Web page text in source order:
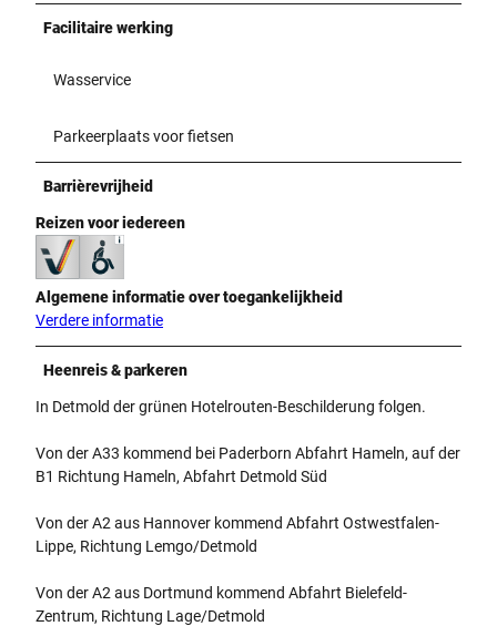
Facilitaire werking
Wasservice
Parkeerplaats voor fietsen
Barrièrevrijheid
Reizen voor iedereen
Algemene informatie over toegankelijkheid
Verdere informatie
Heenreis & parkeren
In Detmold der grünen Hotelrouten-Beschilderung folgen.
Von der A33 kommend bei Paderborn Abfahrt Hameln, auf der
B1 Richtung Hameln, Abfahrt Detmold Süd
Von der A2 aus Hannover kommend Abfahrt Ostwestfalen-
Lippe, Richtung Lemgo/Detmold
Von der A2 aus Dortmund kommend Abfahrt Bielefeld-
Zentrum, Richtung Lage/Detmold